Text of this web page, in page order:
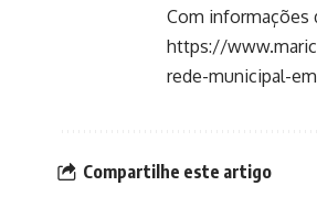
Com informações
https://
rede-municipal-
Compartilhe este artigo